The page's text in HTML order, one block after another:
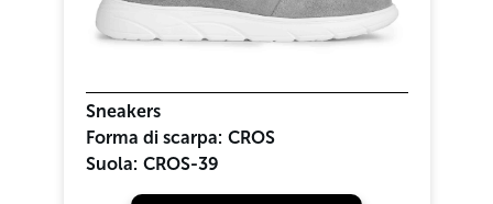
Sneakers
Forma di scarpa: CROS
Suola: CROS-39